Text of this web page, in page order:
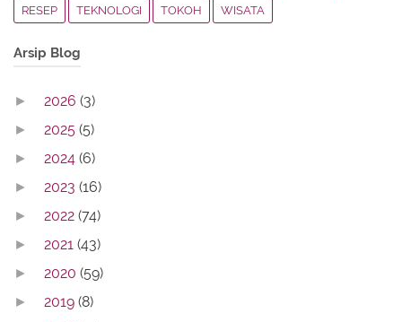
RESEP TEKNOLOGI TOKOH WISATA
Arsip Blog
► 2026 (3)
► 2025 (5)
► 2024 (6)
► 2023 (16)
► 2022 (74)
► 2021 (43)
► 2020 (59)
► 2019 (8)